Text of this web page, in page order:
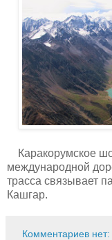
Каракорумское
международной
трасса связывает
Кашгар.
Комментариев нет: